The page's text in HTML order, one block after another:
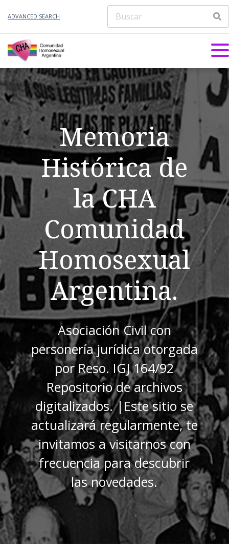
ADVANCED SEARCH
Memoria
Histórica de
la CHA
Comunidad
Homosexual
Argentina.
Asociación Civil con
personería jurídica otorgada
por Reso. IGJ 164/92
Repositorio de archivos
digitalizados. |Este sitio se
actualizará regularmente, te
invitamos a visitarnos con
frecuencia para descubrir
las novedades.